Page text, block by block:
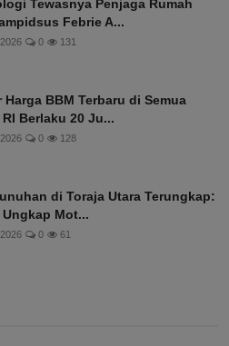
Tewasnya Penjaga Rumah
Febrie A...
0 131
Harga BBM Terbaru di Semua
RI Berlaku 20 Ju...
0 128
di Toraja Utara Terungkap:
Mot...
0 61